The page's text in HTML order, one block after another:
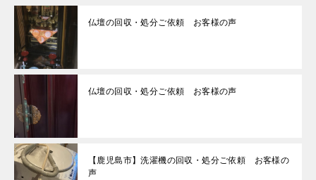
仏壇の回収・処分ご依頼 お客様の声
仏壇の回収・処分ご依頼 お客様の声
【鹿児島市】洗濯機の回収・処分ご依頼 お客様の
声